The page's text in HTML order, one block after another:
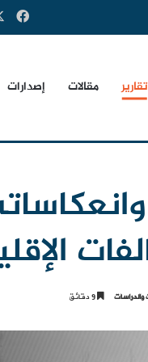
تقارير مقالات إصدارات